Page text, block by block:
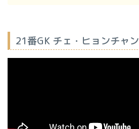
21番GK チェ・ヒョンチャン